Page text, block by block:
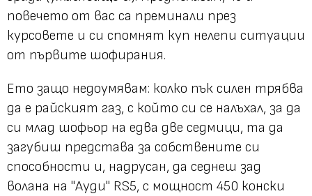
повечето от вас сa преминали през
курсовете и си спомнят куп нелепи ситуации
от първите шофирания.
Ето защо недоумявам: колко пък силен трябва
да е райският газ, с който си се налъхал, за да
си млад шофьор на едва две седмици, та да
загубиш представа за собствените си
способности и, надрусан, да седнеш зад
волана на "Ауди" RS5, с мощност 450 конски